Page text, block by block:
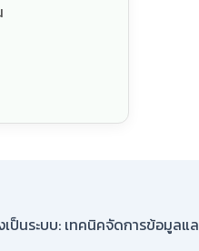
เป็นระบบ: เทคนิคจัดการข้อมูลแ